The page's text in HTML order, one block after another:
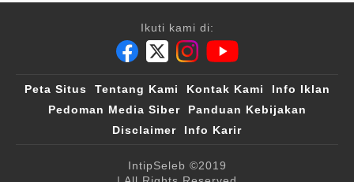
Ikuti kami di:
Peta Situs Tentang Kami Kontak Kami
Info Iklan
Pedoman Media Siber
Panduan Kebijakan
Disclaimer
Info Karir
IntipSeleb ©2019